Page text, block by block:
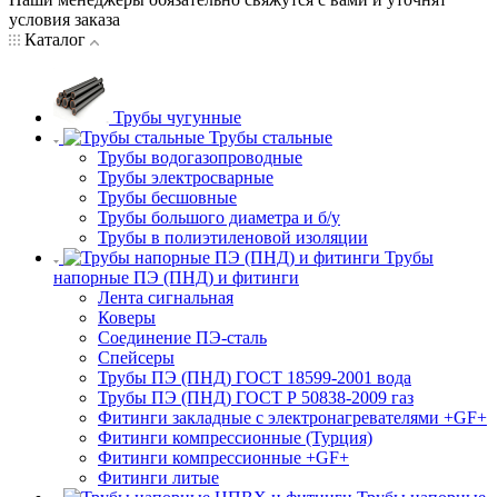
условия заказа
Каталог
Трубы чугунные
Трубы стальные
Трубы водогазопроводные
Трубы электросварные
Трубы бесшовные
Трубы большого диаметра и б/у
Трубы в полиэтиленовой изоляции
Трубы
напорные ПЭ (ПНД) и фитинги
Лента сигнальная
Коверы
Соединение ПЭ-сталь
Спейсеры
Трубы ПЭ (ПНД) ГОСТ 18599-2001 вода
Трубы ПЭ (ПНД) ГОСТ Р 50838-2009 газ
Фитинги закладные с электронагревателями +GF+
Фитинги компрессионные (Турция)
Фитинги компрессионные +GF+
Фитинги литые